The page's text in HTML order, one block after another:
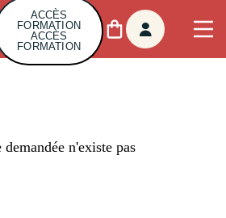
ACCÈS
FORMATION
ACCÈS
FORMATION
demandée n'existe pas